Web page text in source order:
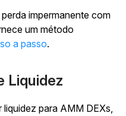
impermanente com
um método
a passo.
Liquidez
para AMM DEXs,